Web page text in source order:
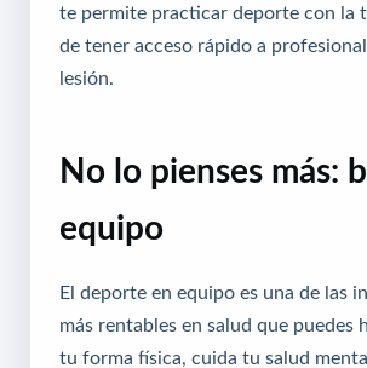
te permite practicar deporte con la
de tener acceso rápido a
lesión.
No lo pienses más:
equipo
El deporte en equipo es una de las
más rentables en salud que puedes
tu forma física, cuida tu salud